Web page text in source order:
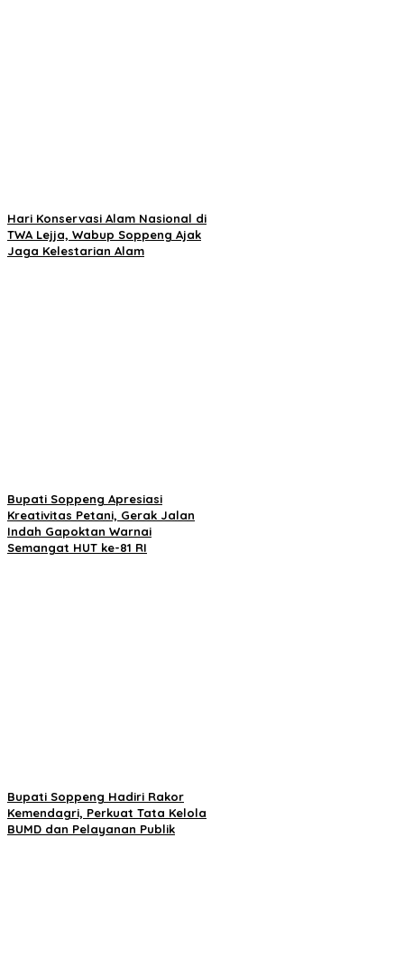
Hari Konservasi Alam Nasional di
TWA Lejja, Wabup Soppeng Ajak
Jaga Kelestarian Alam
Bupati Soppeng Apresiasi
Kreativitas Petani, Gerak Jalan
Indah Gapoktan Warnai
Semangat HUT ke-81 RI
Bupati Soppeng Hadiri Rakor
Kemendagri, Perkuat Tata Kelola
BUMD dan Pelayanan Publik